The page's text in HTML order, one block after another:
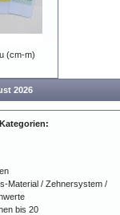
(cm-m)
2026
Material / Zehnersystem /
bis 20